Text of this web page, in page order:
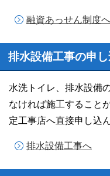
融資あっせん制度へ
排水設備工事の申
水洗トイレ、排水設備
なければ施工すること
定工事店へ直接申し込
排水設備工事へ